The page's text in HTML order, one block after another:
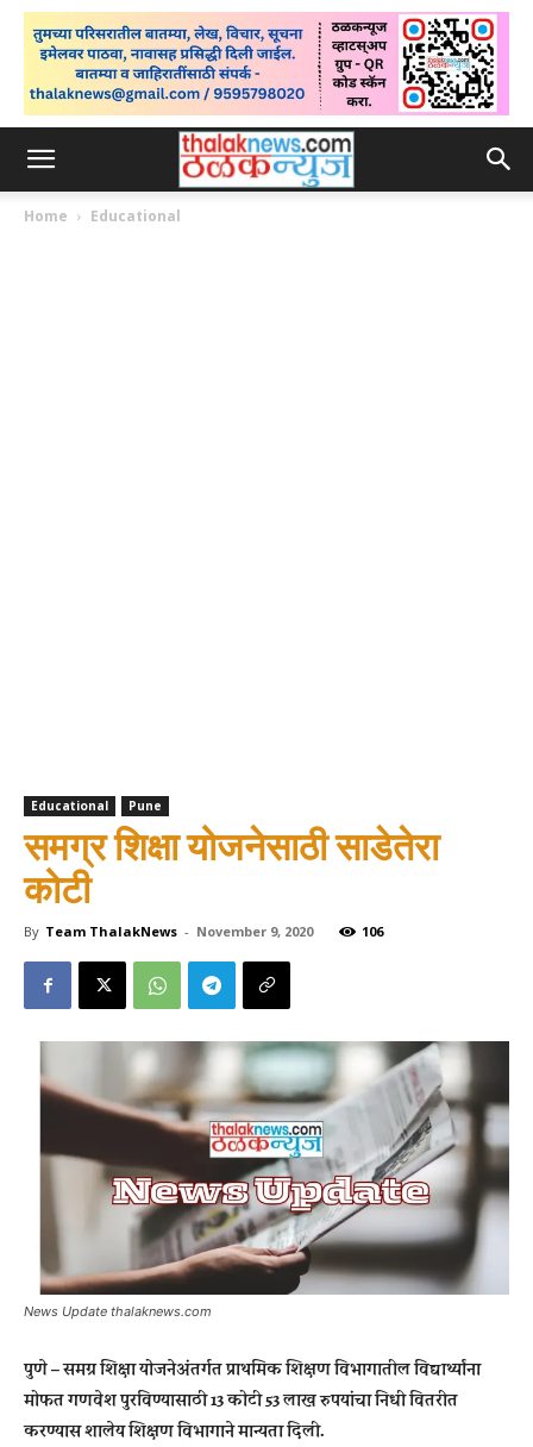
Home Educational
Educational Pune
समग्र शिक्षा योजनेसाठी साडेतेरा
कोटी
By Team ThalakNews - November 9, 2020 106
News Update thalaknews.com
पुणे – समग्र शिक्षा योजनेअंतर्गत प्राथमिक शिक्षण विभागातील विद्यार्थ्यांना
मोफत गणवेश पुरविण्यासाठी 13 कोटी 53 लाख रुपयांचा निधी वितरीत
करण्यास शालेय शिक्षण विभागाने मान्यता दिली.